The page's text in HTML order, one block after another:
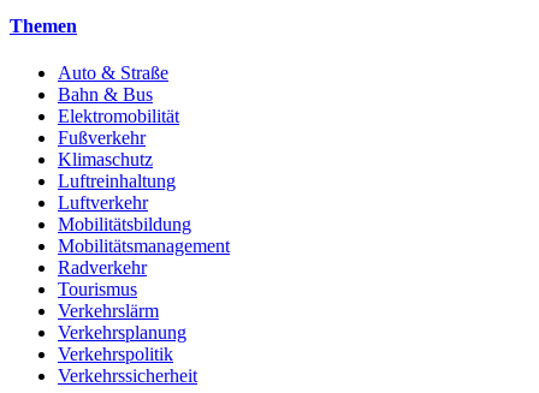
Themen
Auto & Straße
Bahn & Bus
Elektromobilität
Fußverkehr
Klimaschutz
Luftreinhaltung
Luftverkehr
Mobilitätsbildung
Mobilitätsmanagement
Radverkehr
Tourismus
Verkehrslärm
Verkehrsplanung
Verkehrspolitik
Verkehrssicherheit